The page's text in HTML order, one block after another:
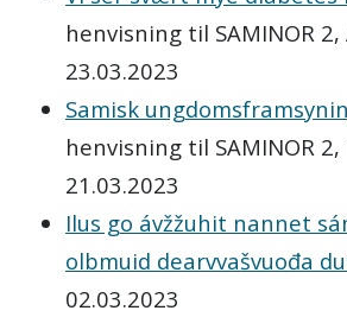
henvisning til SAMINOR
23.03.2023
Samisk
henvisning til SAMINOR
21.03.2023
Ilus go ávžžuhit nannet
olbmuid dearvvaš­vuođa
02.03.2023